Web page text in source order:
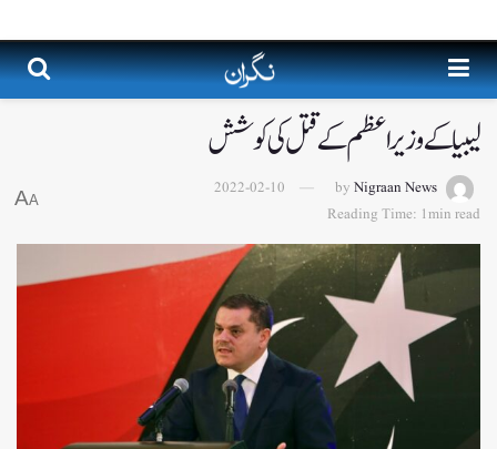
لیبیا کے وزیر اعظم کے قتل کی کوشش
by Nigraan News
2022-02-10
Reading Time: 1min read
A
A